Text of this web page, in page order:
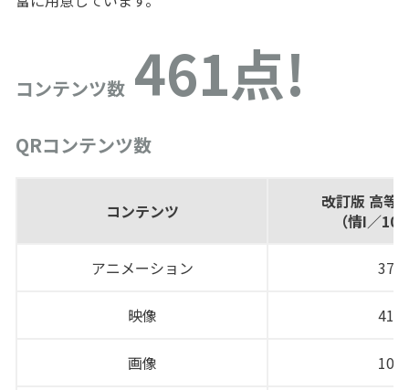
コンテンツ数 461点!
QRコンテンツ数
コンテンツ
改訂版 高等
（情I／
アニメーション 37点
映像 41点
画像 10点